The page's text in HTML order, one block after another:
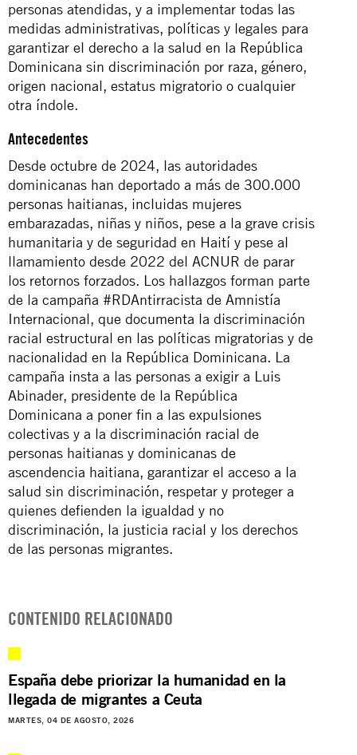
personas atendidas, y a implementar todas las
medidas administrativas, políticas y legales para
garantizar el derecho a la salud en la República
Dominicana sin discriminación por raza, género,
origen nacional, estatus migratorio o cualquier
otra índole.
Antecedentes
Desde octubre de 2024, las autoridades
dominicanas han deportado a más de 300.000
personas haitianas, incluidas mujeres
embarazadas, niñas y niños, pese a la grave crisis
humanitaria y de seguridad en Haití y pese al
llamamiento desde 2022 del ACNUR de parar
los retornos forzados. Los hallazgos forman parte
de la campaña #RDAntirracista de Amnistía
Internacional, que documenta la discriminación
racial estructural en las políticas migratorias y de
nacionalidad en la República Dominicana. La
campaña insta a las personas a exigir a Luis
Abinader, presidente de la República
Dominicana a poner fin a las expulsiones
colectivas y a la discriminación racial de
personas haitianas y dominicanas de
ascendencia haitiana, garantizar el acceso a la
salud sin discriminación, respetar y proteger a
quienes defienden la igualdad y no
discriminación, la justicia racial y los derechos
de las personas migrantes.
CONTENIDO RELACIONADO
España debe priorizar la humanidad en la
llegada de migrantes a Ceuta
MARTES, 04 DE AGOSTO, 2026